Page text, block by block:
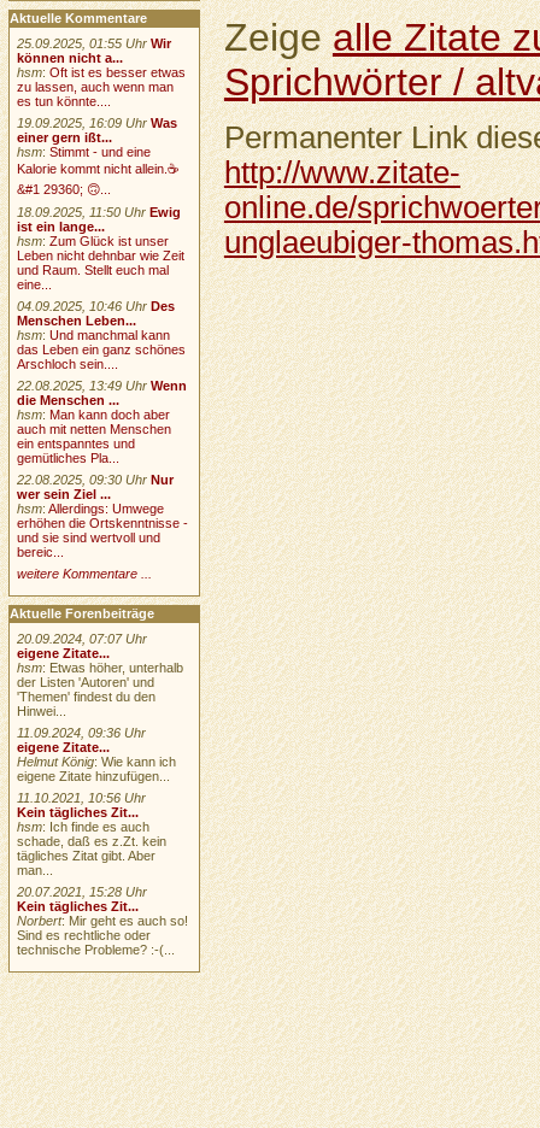
Zeigealle Zitate
Sprichwörter /
Permanenter Link
http://www.zitate-
online.de/
unglaeubiger-
Aktuelle Kommentare
25.09.2025, 01:55 Uhr Wir
können nicht a...
hsm:Oft ist es besser etwas
zu lassen, auch wenn man
es tun könnte....
19.09.2025, 16:09 Uhr Was
einer gern ißt...
hsm:Stimmt - und eine
Kalorie kommt nicht allein.☕
&#1 29360; 🙃...
18.09.2025, 11:50 Uhr Ewig
ist ein lange...
hsm:Zum Glück ist unser
Leben nicht dehnbar wie Zeit
und Raum. Stellt euch mal
eine...
04.09.2025, 10:46 Uhr Des
Menschen Leben...
hsm:Und manchmal kann
das Leben ein ganz schönes
Arschloch sein....
22.08.2025, 13:49 Uhr Wenn
die Menschen ...
hsm:Man kann doch aber
auch mit netten Menschen
ein entspanntes und
gemütliches Pla...
22.08.2025, 09:30 Uhr Nur
wer sein Ziel ...
hsm:Allerdings: Umwege
erhöhen die Ortskenntnisse -
und sie sind wertvoll und
bereic...
weitere Kommentare ...
Aktuelle Forenbeiträge
20.09.2024, 07:07 Uhr
eigene Zitate...
hsm: Etwas höher, unterhalb
der Listen 'Autoren' und
'Themen' findest du den
Hinwei...
11.09.2024, 09:36 Uhr
eigene Zitate...
Helmut König: Wie kann ich
eigene Zitate hinzufügen...
11.10.2021, 10:56 Uhr
Kein tägliches Zit...
hsm: Ich finde es auch
schade, daß es z.Zt. kein
tägliches Zitat gibt. Aber
man...
20.07.2021, 15:28 Uhr
Kein tägliches Zit...
Norbert: Mir geht es auch so!
Sind es rechtliche oder
technische Probleme? :-(...